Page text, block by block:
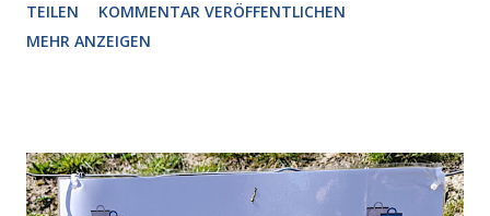
radikalisierte, weil sie ohnehin kurz vor dem Austausch
stand. Das ist sogar recht logisch, aber nicht, um den
unauffälliger machen muss, damit die KI rechtslastig
argumentiert. So wird jetzt berichtet, dass der neue Grok
TEILEN
KOMMENTAR VERÖFFENTLICHEN
MEHR ANZEIGEN